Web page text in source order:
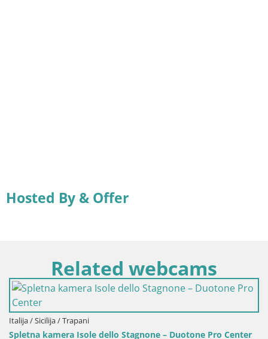
Hosted By & Offer
Related webcams
/ Trapani
Isole dello Stagnone – Duotone Pro Center